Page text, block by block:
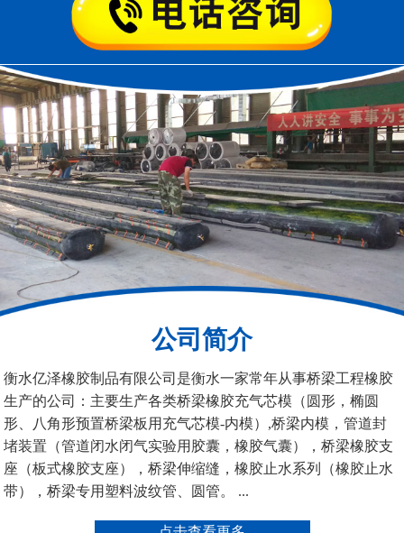
板式橡胶伸缩缝 C型桥梁伸缩缝
200*25米圆形桥梁气囊 390*14米的圆形充气芯
模
公司简介
衡水亿泽橡胶制品有限公司是衡水一家常年从事桥梁工程橡胶
生产的公司：主要生产各类桥梁橡胶充气芯模（圆形，椭圆
形、八角形预置桥梁板用充气芯模-内模）,桥梁内模，管道封
堵装置（管道闭水闭气实验用胶囊，橡胶气囊），桥梁橡胶支
座（板式橡胶支座），桥梁伸缩缝，橡胶止水系列（橡胶止水
带），桥梁专用塑料波纹管、圆管。 ...